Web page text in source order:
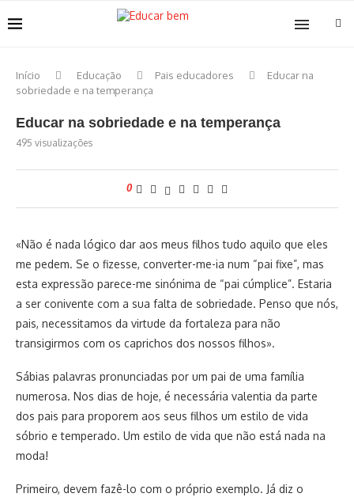
Início Educação Pais educadores
Educar na
sobriedade e na temperança
Educar na sobriedade e na temperança
495 visualizações
0
«Não é nada lógico dar aos meus filhos tudo aquilo que eles
me pedem. Se o fizesse, converter-me-ia num “pai fixe”, mas
esta expressão parece-me sinónima de “pai cúmplice”. Estaria
a ser conivente com a sua falta de sobriedade. Penso que nós,
pais, necessitamos da virtude da fortaleza para não
transigirmos com os caprichos dos nossos filhos».
Sábias palavras pronunciadas por um pai de uma família
numerosa. Nos dias de hoje, é necessária valentia da parte
dos pais para proporem aos seus filhos um estilo de vida
sóbrio e temperado. Um estilo de vida que não está nada na
moda!
Primeiro, devem fazê-lo com o próprio exemplo. Já diz o